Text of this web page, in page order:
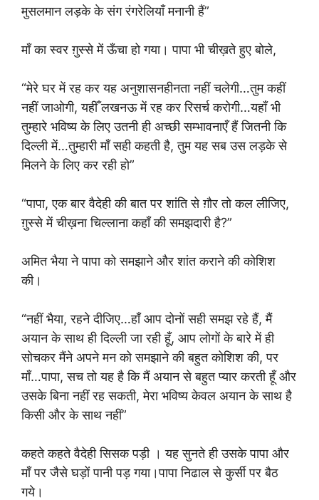
मुसलमान लड़के के संग रंगरेलियाँ मनानी हैं”
माँ का स्वर ग़ुस्से में ऊँचा हो गया। पापा भी चीख़ते हुए बोले,
“मेरे घर में रह कर यह अनुशासनहीनता नहीं चलेगी…तुम कहीं
नहीं जाओगी, यहीँ लखनऊ में रह कर रिसर्च करोगी…यहाँ भी
तुम्हारे भविष्य के लिए उतनी ही अच्छी सम्भावनाएँ हैं जितनी कि
दिल्ली में…तुम्हारी माँ सही कहती है, तुम यह सब उस लड़के से
मिलने के लिए कर रही हो”
“पापा, एक बार वैदेही की बात पर शांति से ग़ौर तो कल लीजिए,
ग़ुस्से में चीख़ना चिल्लाना कहाँ की समझदारी है?”
अमित भैया ने पापा को समझाने और शांत कराने की कोशिश
की।
“नहीं भैया, रहने दीजिए…हाँ आप दोनों सही समझ रहे हैं, मैं
अयान के साथ ही दिल्ली जा रही हूँ, आप लोगों के बारे में ही
सोचकर मैंने अपने मन को समझाने की बहुत कोशिश की, पर
माँ…पापा, सच तो यह है कि मैं अयान से बहुत प्यार करती हूँ और
उसके बिना नहीं रह सकती, मेरा भविष्य केवल अयान के साथ है
किसी और के साथ नहीं”
कहते कहते वैदेही सिसक पड़ी । यह सुनते ही उसके पापा और
माँ पर जैसे घड़ों पानी पड़ गया।पापा निढाल से कुर्सी पर बैठ
गये।